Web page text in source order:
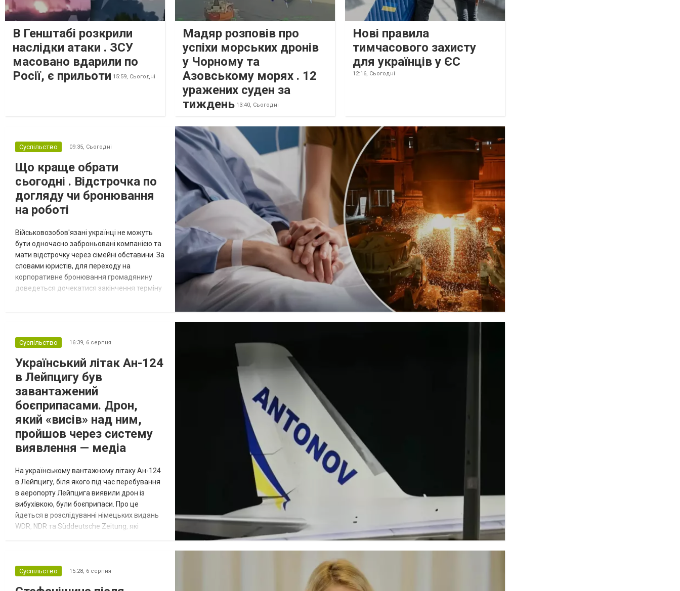
В Генштабі розкрили
наслідки атаки . ЗСУ
масовано вдарили по
Росії, є прильоти 15:59, Сьогодні
Мадяр розповів про
успіхи морських дронів
у Чорному та
Азовському морях . 12
уражених суден за
тиждень 13:40, Сьогодні
Нові правила
тимчасового захисту
для українців у ЄС
12:16, Сьогодні
Суспільство 09:35, Сьогодні
Що краще обрати
сьогодні . Відстрочка по
догляду чи бронювання
на роботі
Військовозобов'язані українці не можуть
бути одночасно заброньовані компанією та
мати відстрочку через сімейні обставини. За
словами юристів, для переходу на
корпоративне бронювання громадянину
доведеться дочекатися закінчення терміну
мобілізації, юристи дали поради, які
Суспільство 16:39, 6 серпня
Український літак Ан-124
в Лейпцигу був
завантажений
боєприпасами. Дрон,
який «висів» над ним,
пройшов через систему
виявлення — медіа
На українському вантажному літаку Ан-124
в Лейпцигу, біля якого під час перебування
в аеропорту Лейпцига виявили дрон із
вибухівкою, були боєприпаси. Про це
йдеться в розслідуванні німецьких видань
WDR, NDR та Süddeutsche Zeitung, які
доставили з Франції до Лейпцига, після
Суспільство 15:28, 6 серпня